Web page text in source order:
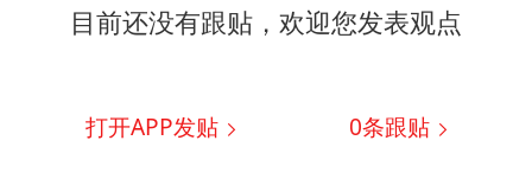
目前还没有跟贴，欢迎您发表观点
打开APP发贴 0条跟贴